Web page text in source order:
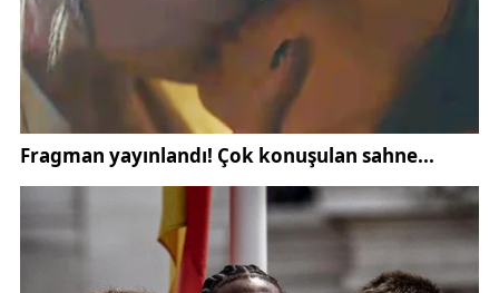
edilecek.
44 yaşında hayatını kaybeden Sinan Arıcan’ın
cenazesi, aile talebi doğrultusunda Malatya’ya
nakledildi. Defin işlemleri Malatya’da
gerçekleştirilecek.
Hasan Erenler’in cenaze namazı saat 13.00’te Ay
Yıldız Camii’nde kılınacak. Merhum, Yukarı Tekke 46.
Ada Mezarlığı’nda toprağa verilecek. Taziye adresi